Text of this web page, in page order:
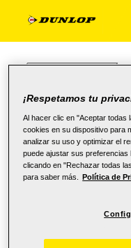
BUSCAR
¡Respetamos tu
Al hacer clic en "Aceptar todas
cookies en su dispositivo para
analizar su uso y optimizar el
puede ajustar sus
clicando en "Rechazar todas
para saber más. Política de